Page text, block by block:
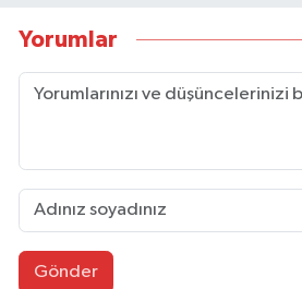
Yorumlar
Gönder